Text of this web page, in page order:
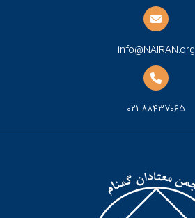
info@NAIRAN.org
021-88437065